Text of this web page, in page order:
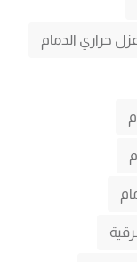
عزل حراري الدمام